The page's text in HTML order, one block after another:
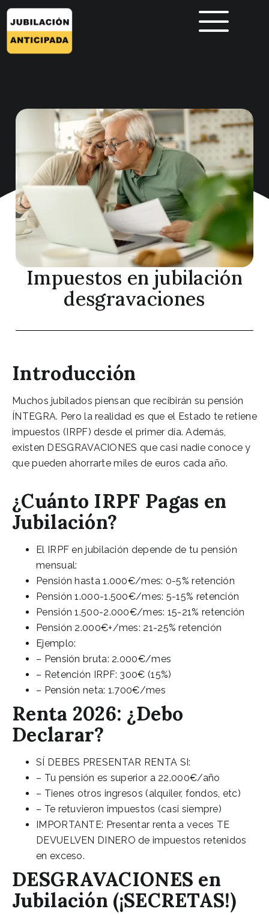
Impuestos en jubilación
desgravaciones
Introducción
Muchos jubilados piensan que recibirán su pensión
ÍNTEGRA. Pero la realidad es que el Estado te retiene
impuestos (IRPF) desde el primer día. Además,
existen DESGRAVACIONES que casi nadie conoce y
que pueden ahorrarte miles de euros cada año.
¿Cuánto IRPF Pagas en
Jubilación?
El IRPF en jubilación depende de tu pensión
mensual:
Pensión hasta 1.000€/mes: 0-5% retención
Pensión 1.000-1.500€/mes: 5-15% retención
Pensión 1.500-2.000€/mes: 15-21% retención
Pensión 2.000€+/mes: 21-25% retención
Ejemplo:
– Pensión bruta: 2.000€/mes
– Retención IRPF: 300€ (15%)
– Pensión neta: 1.700€/mes
Renta 2026: ¿Debo
Declarar?
SÍ DEBES PRESENTAR RENTA SI:
– Tu pensión es superior a 22.000€/año
– Tienes otros ingresos (alquiler, fondos, etc)
– Te retuvieron impuestos (casi siempre)
IMPORTANTE: Presentar renta a veces TE
DEVUELVEN DINERO de impuestos retenidos
en exceso.
DESGRAVACIONES en
Jubilación (¡SECRETAS!)